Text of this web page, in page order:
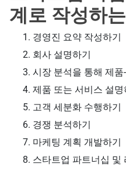
계로 작성하
경영진 요약 작성하기
회사 설명하기
시장 분석을 통해 제품
제품 또는 서비스 설명
고객 세분화 수행하기
경쟁 분석하기
마케팅 계획 개발하기
스타트업 파트너십 및